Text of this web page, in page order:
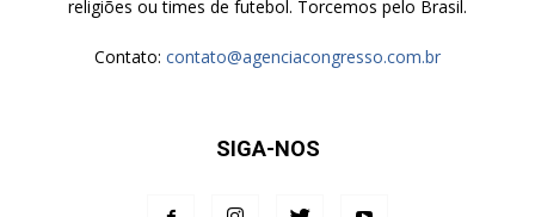
religiões ou times de futebol. Torcemos pelo Brasil.
Contato: contato@agenciacongresso.com.br
SIGA-NOS